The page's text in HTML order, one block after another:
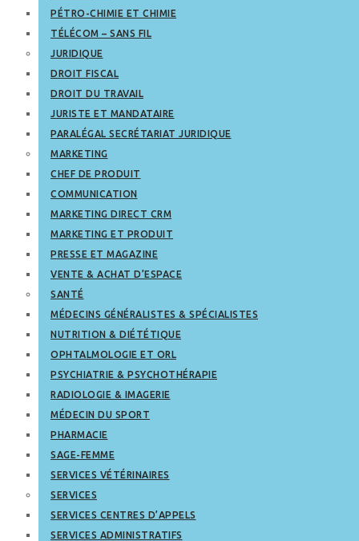
PÉTRO-CHIMIE ET CHIMIE
TÉLÉCOM – SANS FIL
JURIDIQUE
DROIT FISCAL
DROIT DU TRAVAIL
JURISTE ET MANDATAIRE
PARALÉGAL SECRÉTARIAT JURIDIQUE
MARKETING
CHEF DE PRODUIT
COMMUNICATION
MARKETING DIRECT CRM
MARKETING ET PRODUIT
PRESSE ET MAGAZINE
VENTE & ACHAT D’ESPACE
SANTÉ
MÉDECINS GÉNÉRALISTES & SPÉCIALISTES
NUTRITION & DIÉTÉTIQUE
OPHTALMOLOGIE ET ORL
PSYCHIATRIE & PSYCHOTHÉRAPIE
RADIOLOGIE & IMAGERIE
MÉDECIN DU SPORT
PHARMACIE
SAGE-FEMME
SERVICES VÉTÉRINAIRES
SERVICES
SERVICES CENTRES D’APPELS
SERVICES ADMINISTRATIFS